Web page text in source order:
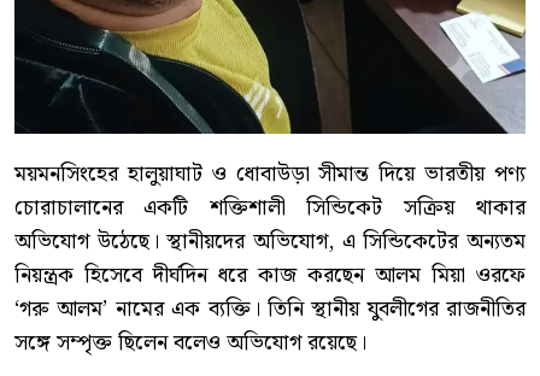
ময়মনসিংহের হালুয়াঘাট ও ধোবাউড়া সীমান্ত দিয়ে ভারতীয় পণ্য
চোরাচালানের একটি শক্তিশালী সিন্ডিকেট সক্রিয় থাকার
অভিযোগ উঠেছে। স্থানীয়দের অভিযোগ, এ সিন্ডিকেটের অন্যতম
নিয়ন্ত্রক হিসেবে দীর্ঘদিন ধরে কাজ করছেন আলম মিয়া ওরফে
‘গরু আলম’ নামের এক ব্যক্তি। তিনি স্থানীয় যুবলীগের রাজনীতির
সঙ্গে সম্পৃক্ত ছিলেন বলেও অভিযোগ রয়েছে।